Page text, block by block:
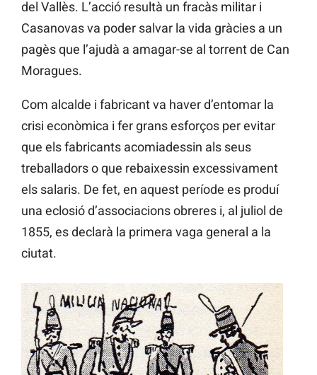
del Vallès. L’acció resultà un fracàs militar i
Casanovas va poder salvar la vida gràcies a un
pagès que l’ajudà a amagar-se al torrent de Can
Moragues.
Com alcalde i fabricant va haver d’entomar la
crisi econòmica i fer grans esforços per evitar
que els fabricants acomiadessin als seus
treballadors o que rebaixessin excessivament
els salaris. De fet, en aquest període es produí
una eclosió d’associacions obreres i, al juliol de
1855, es declarà la primera vaga general a la
ciutat.